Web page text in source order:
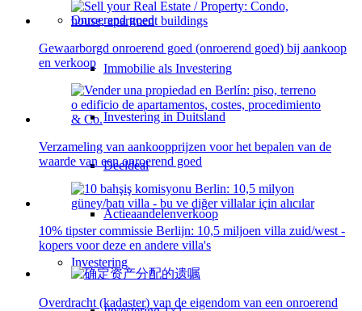
Onroerend goed
Immobilie als Investering
Investering in Duitsland
Deeldeal
Actieaandelenverkoop
Investering
Gewaarborgd onroerend goed (onroerend goed) bij aankoop
en verkoop
Verzameling van aankoopprijzen voor het bepalen van de
waarde van een onroerend goed
10% tipster commissie Berlijn: 10,5 miljoen villa zuid/west -
kopers voor deze en andere villa's
Overdracht (kadaster) van de eigendom van een onroerend